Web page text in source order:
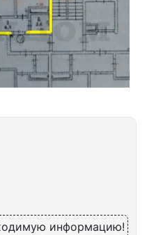
информацию!